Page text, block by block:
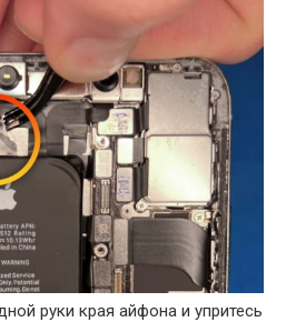
руки края айфона и упритесь